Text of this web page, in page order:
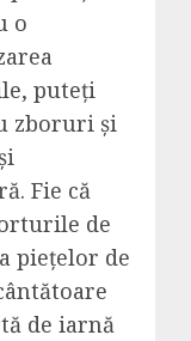
o
puteți
zboruri și
Fie că
de
piețelor de
de iarnă